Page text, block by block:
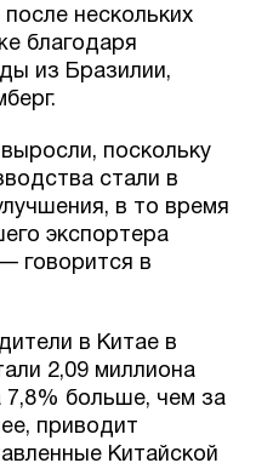
нескольких
благодаря
из Бразилии,
поскольку
стали в
в то время
экспортера
говорится в
в Китае в
2,09 миллиона
7,8% больше, чем за
приводит
Китайской